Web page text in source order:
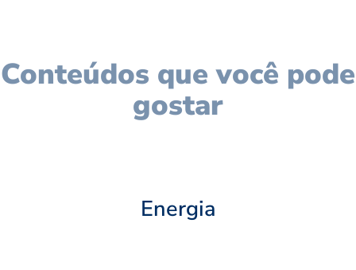
Conteúdos que você pode
gostar
Energia